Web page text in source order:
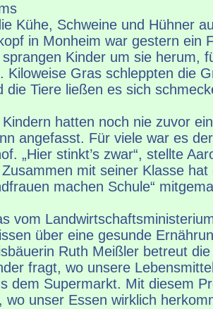
Kühe, Schweine und Hühner
in Monheim war gestern ein
Kinder um sie herum,
Kiloweise Gras schleppten die
die Tiere ließen es sich
hatten noch nie zuvor
angefasst. Für viele war es
„Hier stinkt’s zwar“, stellte
mit seiner Klasse
machen Schule“
vom
über eine gesunde
Ruth Meißler betreut
fragt, wo unsere
dem Supermarkt. Mit diesem
wo unser Essen wirklich